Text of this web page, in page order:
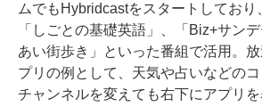
ムでもHybridcastをスタートしてお
「しごとの基礎英語」、「Biz+サン
あい街歩き」といった番組で活用。
プリの例として、天気や占いなどのコ
チャンネルを変えても右下にアプリ